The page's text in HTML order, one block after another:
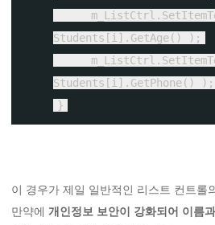
Students[i].GetAge() );
}
이 경우가 제일 일반적인 리스트 컨트롤
만약에 개인정보 보안이 강화되어 이름